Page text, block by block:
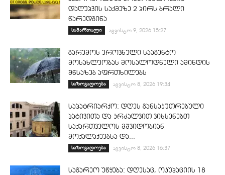
დაღუპვის საქმეზე 2 პირს ბრალი
წარედგინა
სამართალი აგვისტო 9, 2026 15:27
გარემოს ეროვნული სააგენტო
მოსახლეობას მოსალოდნელი ამინდის
შწსაზებ აფრთხილებს
საზოგადოება აგვისტო 8, 2026 19:34
საპატრიარქო: დღეს განსაკუთრებული
პატივითა და კრძალვით ვიხსენებთ
საქართველოს მშვიდობიან
მოქალაქეებსა და...
საზოგადოება აგვისტო 8, 2026 16:37
საგარეო უწყება: დღესაც, ოკუპაციის 18